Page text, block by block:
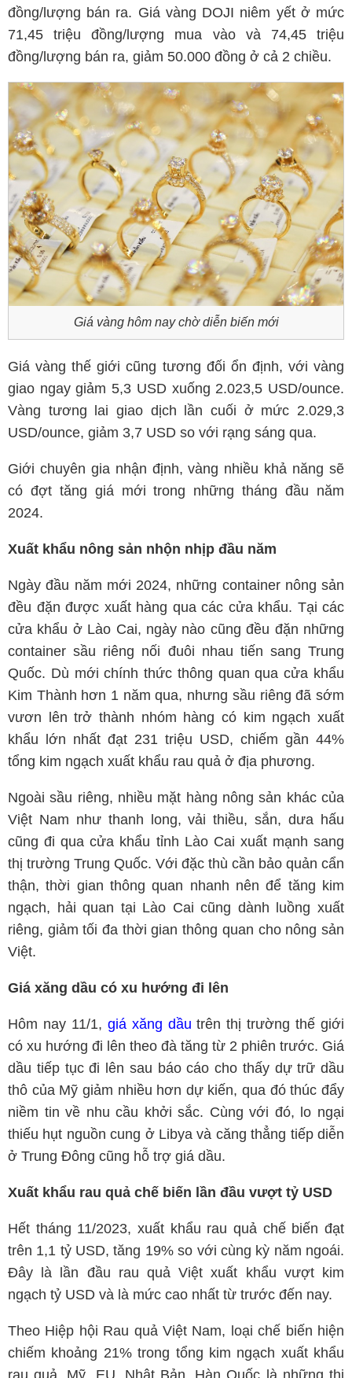
đồng/lượng bán ra. Giá vàng DOJI niêm yết ở mức
71,45 triệu đồng/lượng mua vào và 74,45 triệu
đồng/lượng bán ra, giảm 50.000 đồng ở cả 2 chiều.
Giá vàng hôm nay chờ diễn biến mới
Giá vàng thế giới cũng tương đối ổn định, với vàng
giao ngay giảm 5,3 USD xuống 2.023,5 USD/ounce.
Vàng tương lai giao dịch lần cuối ở mức 2.029,3
USD/ounce, giảm 3,7 USD so với rạng sáng qua.
Giới chuyên gia nhận định, vàng nhiều khả năng sẽ
có đợt tăng giá mới trong những tháng đầu năm
2024.
Xuất khẩu nông sản nhộn nhịp đầu năm
Ngày đầu năm mới 2024, những container nông sản
đều đặn được xuất hàng qua các cửa khẩu. Tại các
cửa khẩu ở Lào Cai, ngày nào cũng đều đặn những
container sầu riêng nối đuôi nhau tiến sang Trung
Quốc. Dù mới chính thức thông quan qua cửa khẩu
Kim Thành hơn 1 năm qua, nhưng sầu riêng đã sớm
vươn lên trở thành nhóm hàng có kim ngạch xuất
khẩu lớn nhất đạt 231 triệu USD, chiếm gần 44%
tổng kim ngạch xuất khẩu rau quả ở địa phương.
Ngoài sầu riêng, nhiều mặt hàng nông sản khác của
Việt Nam như thanh long, vải thiều, sắn, dưa hấu
cũng đi qua cửa khẩu tỉnh Lào Cai xuất mạnh sang
thị trường Trung Quốc. Với đặc thù cần bảo quản cẩn
thận, thời gian thông quan nhanh nên để tăng kim
ngạch, hải quan tại Lào Cai cũng dành luồng xuất
riêng, giảm tối đa thời gian thông quan cho nông sản
Việt.
Giá xăng dầu có xu hướng đi lên
Hôm nay 11/1, giá xăng dầu trên thị trường thế giới
có xu hướng đi lên theo đà tăng từ 2 phiên trước. Giá
dầu tiếp tục đi lên sau báo cáo cho thấy dự trữ dầu
thô của Mỹ giảm nhiều hơn dự kiến, qua đó thúc đẩy
niềm tin về nhu cầu khởi sắc. Cùng với đó, lo ngại
thiếu hụt nguồn cung ở Libya và căng thẳng tiếp diễn
ở Trung Đông cũng hỗ trợ giá dầu.
Xuất khẩu rau quả chế biến lần đầu vượt tỷ USD
Hết tháng 11/2023, xuất khẩu rau quả chế biến đạt
trên 1,1 tỷ USD, tăng 19% so với cùng kỳ năm ngoái.
Đây là lần đầu rau quả Việt xuất khẩu vượt kim
ngạch tỷ USD và là mức cao nhất từ trước đến nay.
Theo Hiệp hội Rau quả Việt Nam, loại chế biến hiện
chiếm khoảng 21% trong tổng kim ngạch xuất khẩu
rau quả. Mỹ, EU, Nhật Bản, Hàn Quốc là những thị